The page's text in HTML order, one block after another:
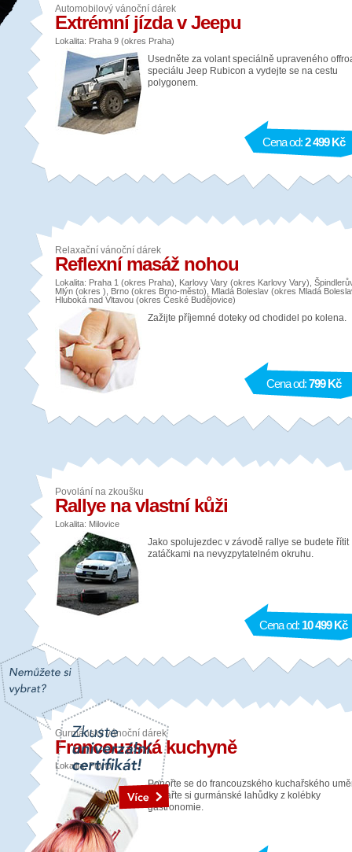
Automobilový vánoční dárek
Extrémní jízda v Jeepu
Lokalita: Praha 9 (okres Praha)
Usedněte za volant speciálně upraveného
speciálu Jeep Rubicon a vydejte se na cestu
polygonem.
Cena od:2 499 Kč
Relaxační vánoční dárek
Reflexní masáž nohou
Lokalita: Praha 1 (okres Praha), Karlovy Vary (okres Karlovy Vary),
Mlýn (okres ), Brno (okres Brno-město), Mladá Boleslav (okres Mladá
Hluboká nad Vltavou (okres České Budějovice)
Zažijte příjemné doteky od chodidel po kolena.
Cena od:799 Kč
Povolání na zkoušku
Rallye na vlastní kůži
Lokalita: Milovice
Jako spolujezdec v závodě rallye se budete řítit
zatáčkami na nevyzpytatelném okruhu.
Cena od: 10 499 Kč
Gurmánský vánoční dárek
Francouzská kuchyně
Lokalita: Praha
Ponořte se do francouzského kuchařského
a uvařte si gurmánské lahůdky z kolébky
gastronomie.